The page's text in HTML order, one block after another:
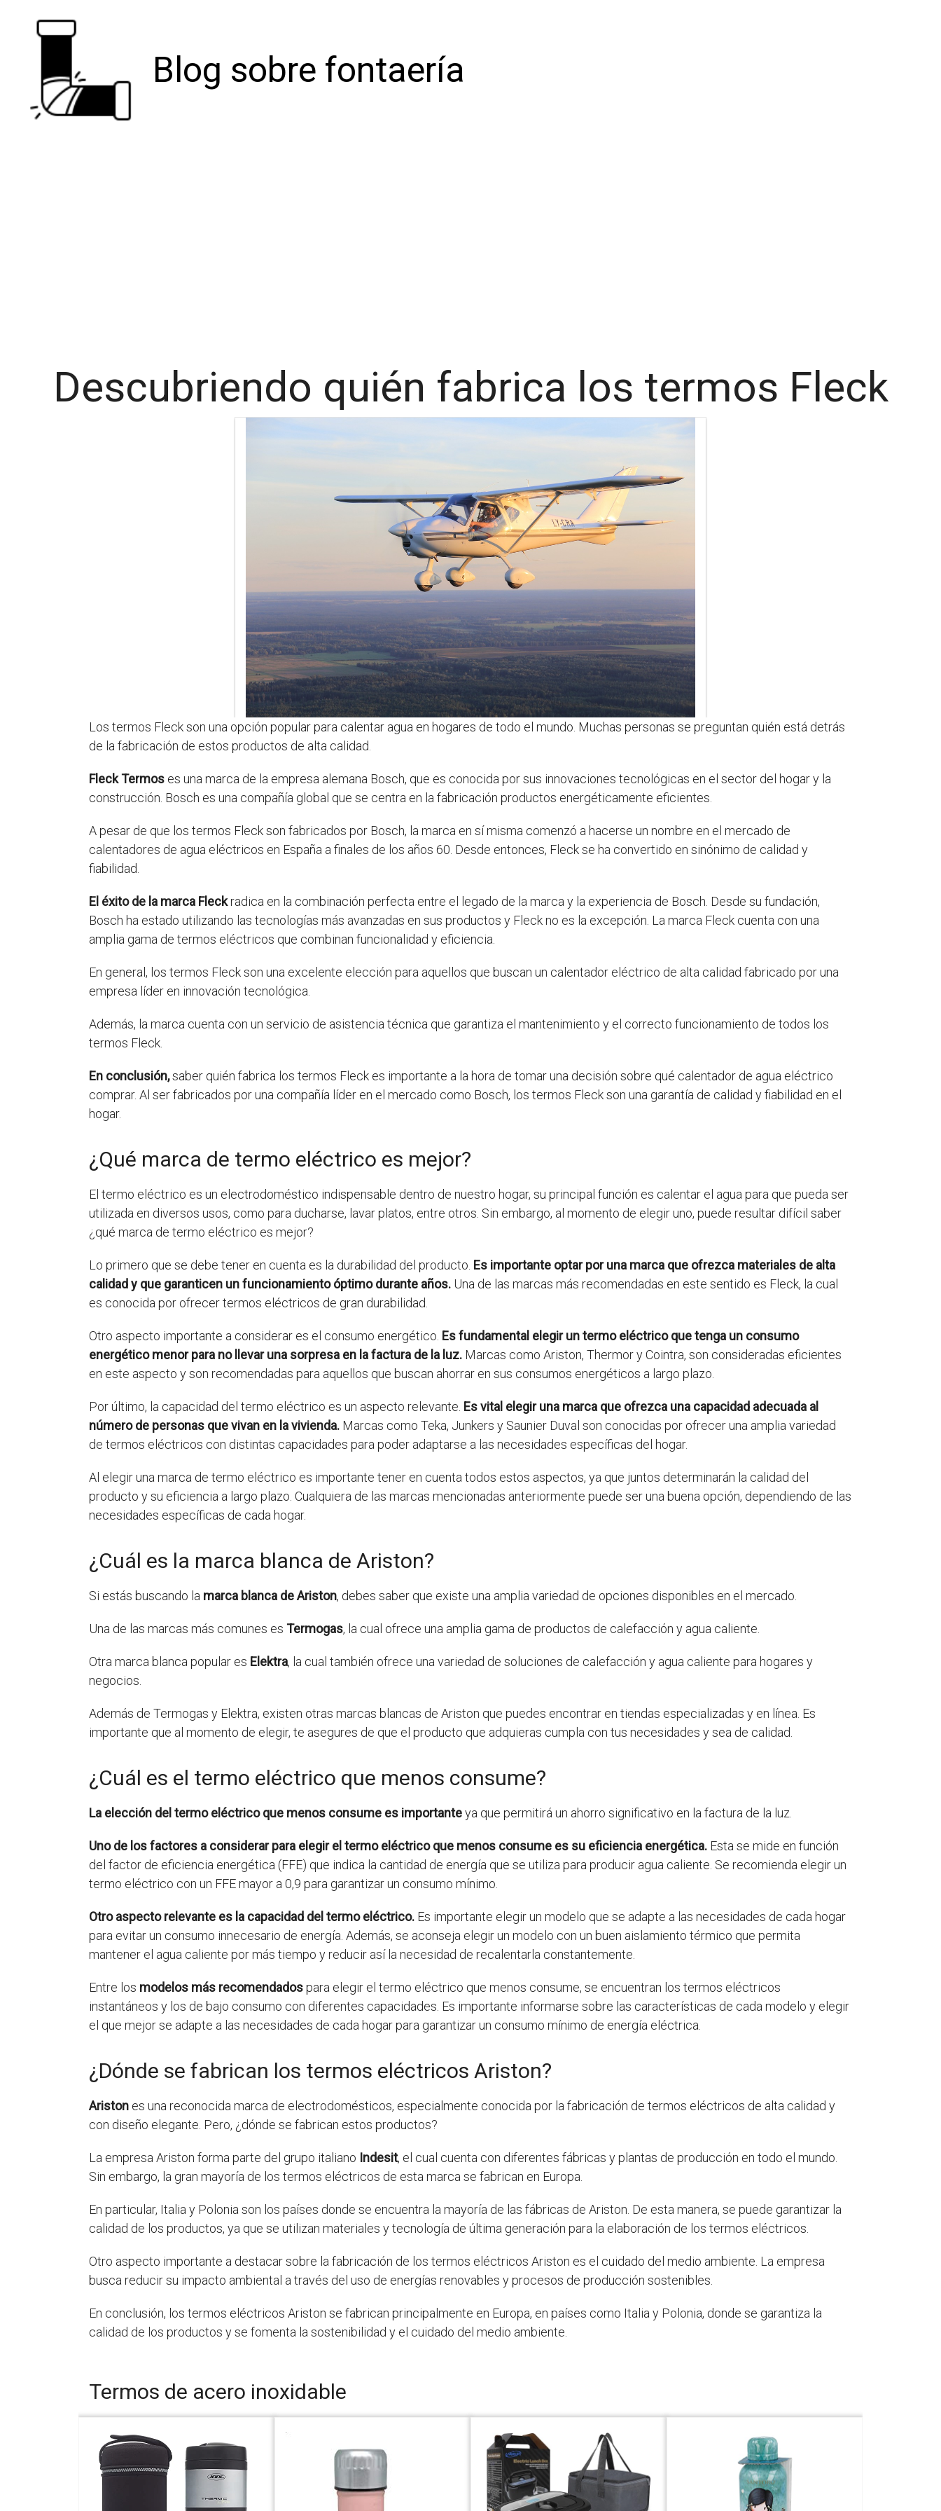
Blog sobre fontaería
Descubriendo quién fabrica los termos Fleck
Los termos Fleck son una opción popular para calentar agua en hogares de todo el mundo. Muchas personas se preguntan quién está detrás
de la fabricación de estos productos de alta calidad.
Fleck Termos es una marca de la empresa alemana Bosch, que es conocida por sus innovaciones tecnológicas en el sector del hogar y la
construcción. Bosch es una compañía global que se centra en la fabricación productos energéticamente eficientes.
A pesar de que los termos Fleck son fabricados por Bosch, la marca en sí misma comenzó a hacerse un nombre en el mercado de
calentadores de agua eléctricos en España a finales de los años 60. Desde entonces, Fleck se ha convertido en sinónimo de calidad y
fiabilidad.
El éxito de la marca Fleckradica en la combinación perfecta entre el legado de la marca y la experiencia de Bosch. Desde su fundación,
Bosch ha estado utilizando las tecnologías más avanzadas en sus productos y Fleck no es la excepción. La marca Fleck cuenta con una
amplia gama de termos eléctricos que combinan funcionalidad y eficiencia.
En general, los termos Fleck son una excelente elección para aquellos que buscan un calentador eléctrico de alta calidad fabricado por una
empresa líder en innovación tecnológica.
Además, la marca cuenta con un servicio de asistencia técnica que garantiza el mantenimiento y el correcto funcionamiento de todos los
termos Fleck.
En conclusión,saber quién fabrica los termos Fleck es importante a la hora de tomar una decisión sobre qué calentador de agua eléctrico
comprar. Al ser fabricados por una compañía líder en el mercado como Bosch, los termos Fleck son una garantía de calidad y fiabilidad en el
hogar.
¿Qué marca de termo eléctrico es mejor?
El termo eléctrico es un electrodoméstico indispensable dentro de nuestro hogar, su principal función es calentar el agua para que pueda ser
utilizada en diversos usos, como para ducharse, lavar platos, entre otros. Sin embargo, al momento de elegir uno, puede resultar difícil saber
¿qué marca de termo eléctrico es mejor?
Lo primero que se debe tener en cuenta es la durabilidad del producto. Es importante optar por una marca que ofrezca materiales de alta
calidad y que garanticen un funcionamiento óptimo durante años. Una de las marcas más recomendadas en este sentido es Fleck, la cual
es conocida por ofrecer termos eléctricos de gran durabilidad.
Otro aspecto importante a considerar es el consumo energético. Es fundamental elegir un termo eléctrico que tenga un consumo
energético menor para no llevar una sorpresa en la factura de la luz. Marcas como Ariston, Thermor y Cointra, son consideradas eficientes
en este aspecto y son recomendadas para aquellos que buscan ahorrar en sus consumos energéticos a largo plazo.
Por último, la capacidad del termo eléctrico es un aspecto relevante. Es vital elegir una marca que ofrezca una capacidad adecuada al
número de personas que vivan en la vivienda. Marcas como Teka, Junkers y Saunier Duval son conocidas por ofrecer una amplia variedad
de termos eléctricos con distintas capacidades para poder adaptarse a las necesidades específicas del hogar.
Al elegir una marca de termo eléctrico es importante tener en cuenta todos estos aspectos, ya que juntos determinarán la calidad del
producto y su eficiencia a largo plazo. Cualquiera de las marcas mencionadas anteriormente puede ser una buena opción, dependiendo de las
necesidades específicas de cada hogar.
¿Cuál es la marca blanca de Ariston?
Si estás buscando la marca blanca de Ariston, debes saber que existe una amplia variedad de opciones disponibles en el mercado.
Una de las marcas más comunes es Termogas, la cual ofrece una amplia gama de productos de calefacción y agua caliente.
Otra marca blanca popular es Elektra, la cual también ofrece una variedad de soluciones de calefacción y agua caliente para hogares y
negocios.
Además de Termogas y Elektra, existen otras marcas blancas de Ariston que puedes encontrar en tiendas especializadas y en línea. Es
importante que al momento de elegir, te asegures de que el producto que adquieras cumpla con tus necesidades y sea de calidad.
¿Cuál es el termo eléctrico que menos consume?
La elección del termo eléctrico que menos consume es importanteya que permitirá un ahorro significativo en la factura de la luz.
Uno de los factores a considerar para elegir el termo eléctrico que menos consume es su eficiencia energética. Esta se mide en función
del factor de eficiencia energética (FFE) que indica la cantidad de energía que se utiliza para producir agua caliente. Se recomienda elegir un
termo eléctrico con un FFE mayor a 0,9 para garantizar un consumo mínimo.
Otro aspecto relevante es la capacidad del termo eléctrico. Es importante elegir un modelo que se adapte a las necesidades de cada hogar
para evitar un consumo innecesario de energía. Además, se aconseja elegir un modelo con un buen aislamiento térmico que permita
mantener el agua caliente por más tiempo y reducir así la necesidad de recalentarla constantemente.
Entre los modelos más recomendadospara elegir el termo eléctrico que menos consume, se encuentran los termos eléctricos
instantáneos y los de bajo consumo con diferentes capacidades. Es importante informarse sobre las características de cada modelo y elegir
el que mejor se adapte a las necesidades de cada hogar para garantizar un consumo mínimo de energía eléctrica.
¿Dónde se fabrican los termos eléctricos Ariston?
Ariston es una reconocida marca de electrodomésticos, especialmente conocida por la fabricación de termos eléctricos de alta calidad y
con diseño elegante. Pero, ¿dónde se fabrican estos productos?
La empresa Ariston forma parte del grupo italiano Indesit, el cual cuenta con diferentes fábricas y plantas de producción en todo el mundo.
Sin embargo, la gran mayoría de los termos eléctricos de esta marca se fabrican en Europa.
En particular, Italia y Polonia son los países donde se encuentra la mayoría de las fábricas de Ariston. De esta manera, se puede garantizar la
calidad de los productos, ya que se utilizan materiales y tecnología de última generación para la elaboración de los termos eléctricos.
Otro aspecto importante a destacar sobre la fabricación de los termos eléctricos Ariston es el cuidado del medio ambiente. La empresa
busca reducir su impacto ambiental a través del uso de energías renovables y procesos de producción sostenibles.
En conclusión, los termos eléctricos Ariston se fabrican principalmente en Europa, en países como Italia y Polonia, donde se garantiza la
calidad de los productos y se fomenta la sostenibilidad y el cuidado del medio ambiente.
Termos de acero inoxidable